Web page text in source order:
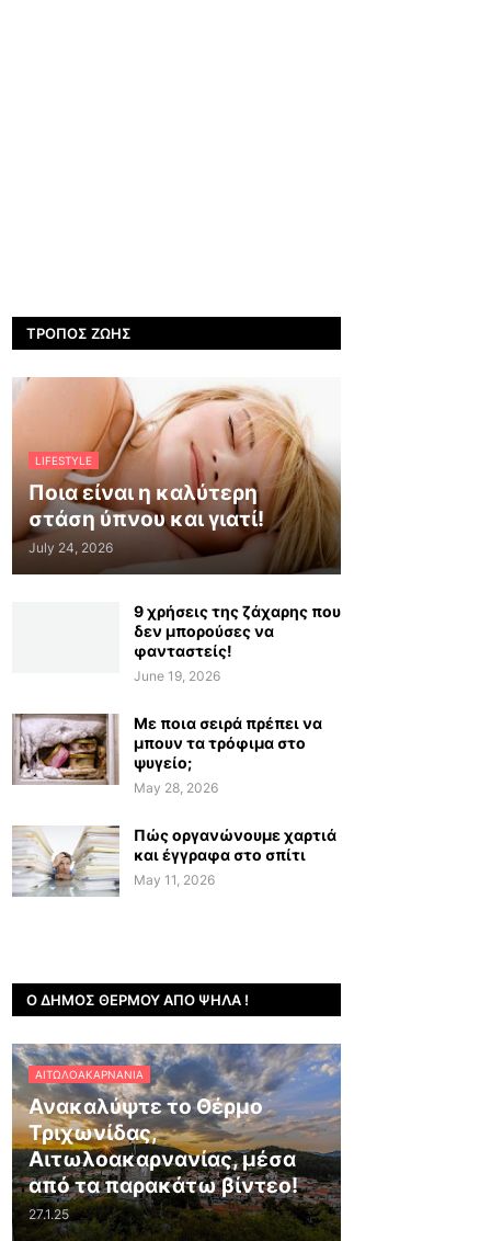
ΤΡΌΠΟΣ ΖΩΉΣ
LIFESTYLE
Ποια είναι η καλύτερη
στάση ύπνου και γιατί!
July 24, 2026
9 χρήσεις της ζάχαρης που
δεν μπορούσες να
φανταστείς!
June 19, 2026
Με ποια σειρά πρέπει να
μπουν τα τρόφιμα στο
ψυγείο;
May 28, 2026
Πώς οργανώνουμε χαρτιά
και έγγραφα στο σπίτι
May 11, 2026
Ο ΔΉΜΟΣ ΘΈΡΜΟΥ ΑΠΌ ΨΗΛΆ !
ΑΙΤΩΛΟΑΚΑΡΝΑΝΊΑ
Ανακαλύψτε το Θέρμο
Τριχωνίδας,
Αιτωλοακαρνανίας, μέσα
από τα παρακάτω βίντεο!
27.1.25